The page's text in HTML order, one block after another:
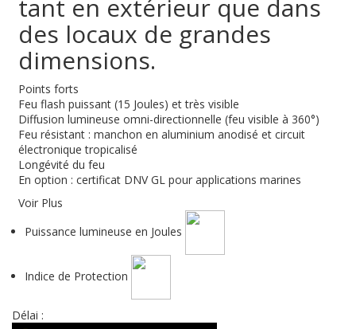
tant en extérieur que dans
des locaux de grandes
dimensions.
Points forts
Feu flash puissant (15 Joules) et très visible
Diffusion lumineuse omni-directionnelle (feu visible à 360°)
Feu résistant : manchon en aluminium anodisé et circuit
électronique tropicalisé
Longévité du feu
En option : certificat DNV GL pour applications marines
Voir Plus
Puissance lumineuse en Joules
Indice de Protection
Délai :